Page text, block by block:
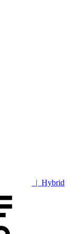
| Hybrid